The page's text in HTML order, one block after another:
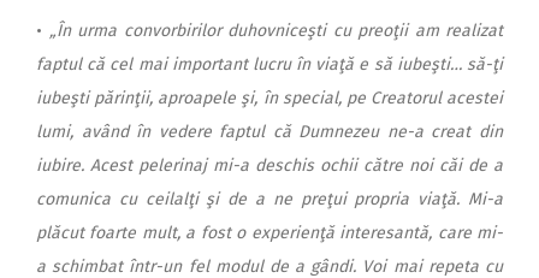
• „În urma convorbirilor duhovniceşti cu preoţii am realizat
faptul că cel mai important lucru în viaţă e să iubeşti… să-ţi
iubeşti părinţii, aproapele şi, în special, pe Creatorul acestei
lumi, având în vedere faptul că Dumnezeu ne-a creat din
iubire. Acest pelerinaj mi-a deschis ochii către noi căi de a
comunica cu ceilalţi şi de a ne preţui propria viaţă. Mi-a
plăcut foarte mult, a fost o experienţă interesantă, care mi-
a schimbat într-un fel modul de a gândi. Voi mai repeta cu